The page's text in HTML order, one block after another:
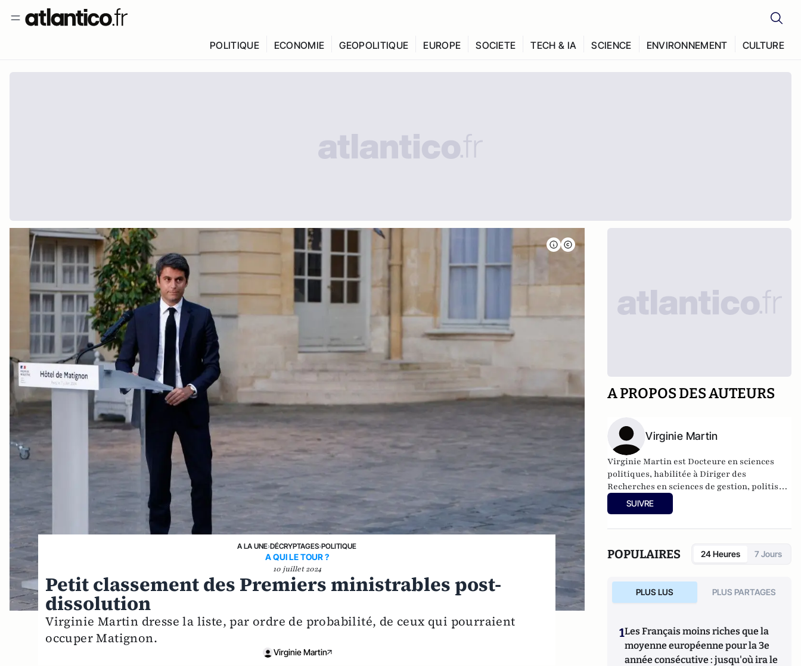
POLITIQUE ECONOMIE GEOPOLITIQUE EUROPE SOCIETE TECH & IA SCIENCE ENVIRONNEMENT CULTURE
A LA UNE›DÉCRYPTAGES›POLITIQUE
A QUI LE TOUR ?
10 juillet 2024
Petit classement des Premiers ministrables post-
dissolution
Virginie Martin dresse la liste, par ordre de probabilité, de ceux qui pourraient
occuper Matignon.
Virginie Martin
A PROPOS DES AUTEURS
Virginie Martin
Virginie Martin est Docteure en sciences
politiques, habilitée à Diriger des
Recherches en sciences de gestion, politiste,
professeure à KEDGE Business School, co-
responsable du comité scientifique de la
SUIVRE
POPULAIRES 24 Heures 7 Jours
PLUS LUS PLUS PARTAGES
1Les Français moins riches que la
moyenne européenne pour la 3e
année consécutive : jusqu'où ira le